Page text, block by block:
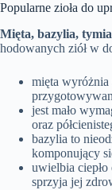
Popularne zioła do
Mięta, bazylia,
hodowanych ziół w
mięta wyróżnia
jest mało
oraz
bazylia to
komponujący
uwielbia ciepło
sprzyja jej